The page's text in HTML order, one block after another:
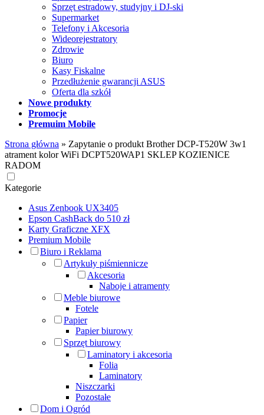
Sprzęt estradowy, studyjny i DJ-ski
Supermarket
Telefony i Akcesoria
Wideorejestratory
Zdrowie
Biuro
Kasy Fiskalne
Przedłużenie gwarancji ASUS
Oferta dla szkół
Nowe produkty
Promocje
Premuim Mobile
Strona główna » Zapytanie o produkt Brother DCP-T520W 3w1
atrament kolor WiFi DCPT520WAP1 SKLEP KOZIENICE
RADOM
Kategorie
Asus Zenbook UX3405
Epson CashBack do 510 zł
Karty Graficzne XFX
Premium Mobile
Biuro i Reklama
Artykuły piśmiennicze
Akcesoria
Naboje i atramenty
Meble biurowe
Fotele
Papier
Papier biurowy
Sprzęt biurowy
Laminatory i akcesoria
Folia
Laminatory
Niszczarki
Pozostałe
Dom i Ogród